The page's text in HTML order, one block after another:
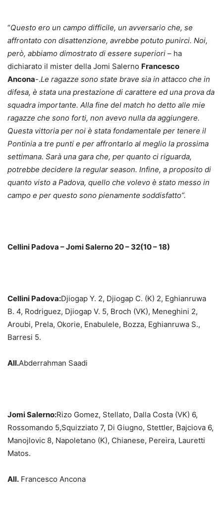
“Questo ero un campo difficile, un avversario che, se
affrontato con disattenzione, avrebbe potuto punirci. Noi,
però, abbiamo dimostrato di essere superiori – ha
dichiarato il mister della Jomi Salerno Francesco
Ancona-.Le ragazze sono state brave sia in attacco che in
difesa, è stata una prestazione di carattere ed una prova da
squadra importante. Alla fine del match ho detto alle mie
ragazze che sono forti, non avevo nulla da aggiungere.
Questa vittoria per noi è stata fondamentale per tenere il
Pontinia a tre punti e per affrontarlo al meglio la prossima
settimana. Sarà una gara che, per quanto ci riguarda,
potrebbe decidere la regular season. Infine, a proposito di
quanto visto a Padova, quello che volevo è stato messo in
campo e per questo sono pienamente soddisfatto”.
Cellini Padova – Jomi Salerno 20 – 32(10 – 18)
Cellini Padova:Djiogap Y. 2, Djiogap C. (K) 2, Eghianruwa
B. 4, Rodriguez, Djiogap V. 5, Broch (VK), Meneghini 2,
Aroubi, Prela, Okorie, Enabulele, Bozza, Eghianruwa S.,
Barresi 5.
All.Abderrahman Saadi
Jomi Salerno:Rizo Gomez, Stellato, Dalla Costa (VK) 6,
Rossomando 5,Squizziato 7, Di Giugno, Stettler, Bajciova 6,
Manojlovic 8, Napoletano (K), Chianese, Pereira, Lauretti
Matos.
All. Francesco Ancona